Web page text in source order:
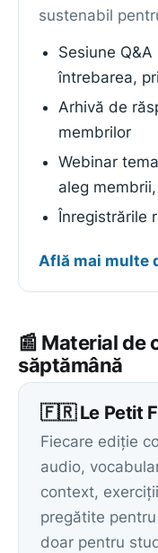
sustenabil
Sesiune
întrebarea,
Arhivă de
membrilor
Webinar
aleg
Înregistrările
Află mai multe
📰 Material de
săptămână
🇫🇷 Le Petit
Fiecare ediție
audio,
context,
pregătite
doar pentru